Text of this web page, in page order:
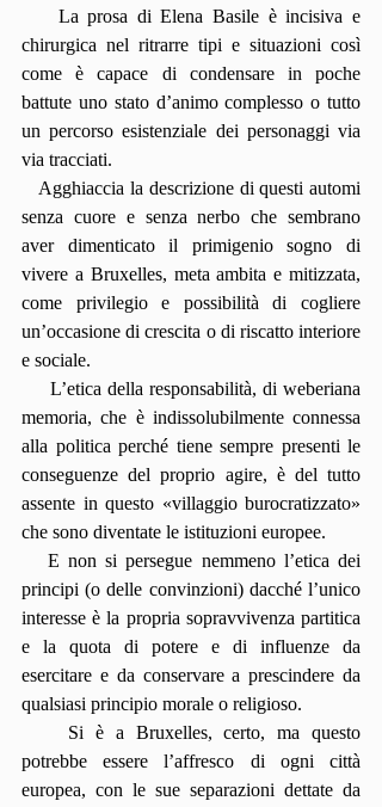
La prosa di Elena Basile è incisiva e
chirurgica nel ritrarre tipi e situazioni così
come è capace di condensare in poche
battute uno stato d’animo complesso o tutto
un percorso esistenziale dei personaggi via
via tracciati.
Agghiaccia la descrizione di questi automi
senza cuore e senza nerbo che sembrano
aver dimenticato il primigenio sogno di
vivere a Bruxelles, meta ambita e mitizzata,
come privilegio e possibilità di cogliere
un’occasione di crescita o di riscatto interiore
e sociale.
L’etica della responsabilità, di weberiana
memoria, che è indissolubilmente connessa
alla politica perché tiene sempre presenti le
conseguenze del proprio agire, è del tutto
assente in questo «villaggio burocratizzato»
che sono diventate le istituzioni europee.
E non si persegue nemmeno l’etica dei
principi (o delle convinzioni) dacché l’unico
interesse è la propria sopravvivenza partitica
e la quota di potere e di influenze da
esercitare e da conservare a prescindere da
qualsiasi principio morale o religioso.
Si è a Bruxelles, certo, ma questo
potrebbe essere l’affresco di ogni città
europea, con le sue separazioni dettate da